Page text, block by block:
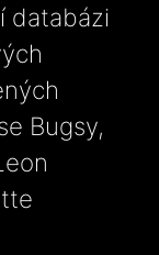
databázi
Bugsy,